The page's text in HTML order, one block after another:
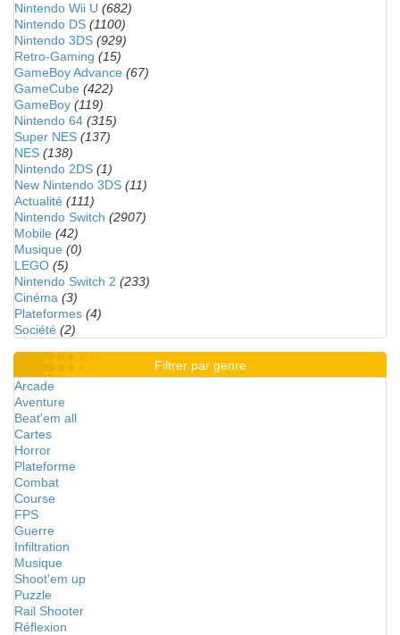
Nintendo Wii U (682)
Nintendo DS (1100)
Nintendo 3DS (929)
Retro-Gaming (15)
GameBoy Advance (67)
GameCube (422)
GameBoy (119)
Nintendo 64 (315)
Super NES (137)
NES (138)
Nintendo 2DS (1)
New Nintendo 3DS (11)
Actualité (111)
Nintendo Switch (2907)
Mobile (42)
Musique (0)
LEGO (5)
Nintendo Switch 2 (233)
Cinéma (3)
Plateformes (4)
Société (2)
Filtrer par genre
Arcade
Aventure
Beat'em all
Cartes
Horror
Plateforme
Combat
Course
FPS
Guerre
Infiltration
Musique
Shoot'em up
Puzzle
Rail Shooter
Réflexion